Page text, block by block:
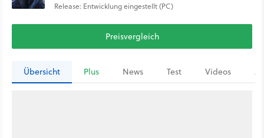
Release: Entwicklung eingestellt (PC)
Preisvergleich
Übersicht Plus News Test Videos